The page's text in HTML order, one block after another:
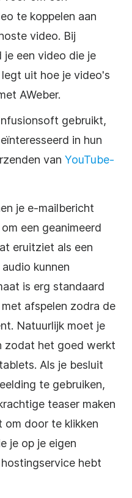
te koppelen aan
video. Bij
je een video die je
legt uit hoe je video's
AWeber.
gebruikt,
in hun
van YouTube-
je e-mailbericht
een geanimeerd
eruitziet als een
kunnen
is erg standaard
afspelen zodra de
Natuurlijk moet je
zodat het goed werkt
Als je besluit
te gebruiken,
teaser maken
om door te klikken
je op je eigen
hebt